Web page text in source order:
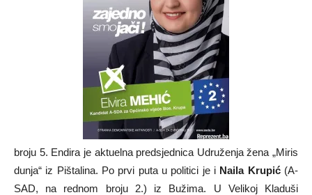
broju 5. Endira je aktuelna predsjednica Udruženja žena „Miris
dunja“ iz Pištalina. Po prvi puta u politici je i Naila Krupić(A-
SAD, na rednom broju 2.) iz Bužima. U Velikoj Kladuši